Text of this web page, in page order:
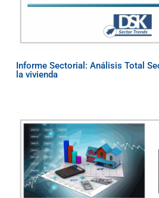
Informe Sectorial: Análisis Total
la vivienda